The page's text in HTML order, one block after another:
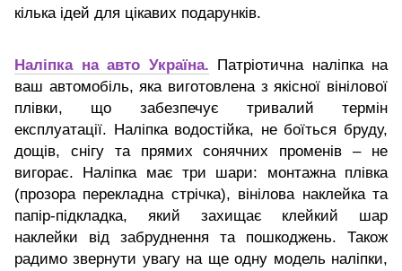
кілька ідей для цікавих подарунків.
Наліпка на авто Україна.
Патріотична наліпка на
ваш автомобіль, яка виготовлена ​​з якісної вінілової
плівки, що забезпечує тривалий термін
експлуатації. Наліпка водостійка, не боїться бруду,
дощів, снігу та прямих сонячних променів – не
вигорає. Наліпка має три шари: монтажна плівка
(прозора перекладна стрічка), вінілова наклейка та
папір-підкладка, який захищає клейкий шар
наклейки від забруднення та пошкоджень. Також
радимо звернути увагу на ще одну модель наліпки,